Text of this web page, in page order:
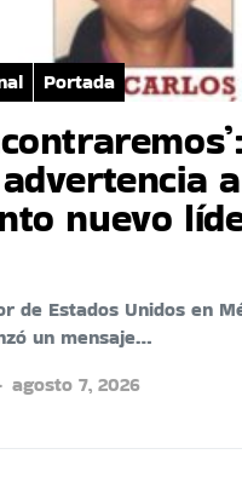
Portada
a
nuevo
de Estados Unidos en
un mensaje…
agosto 7, 2026